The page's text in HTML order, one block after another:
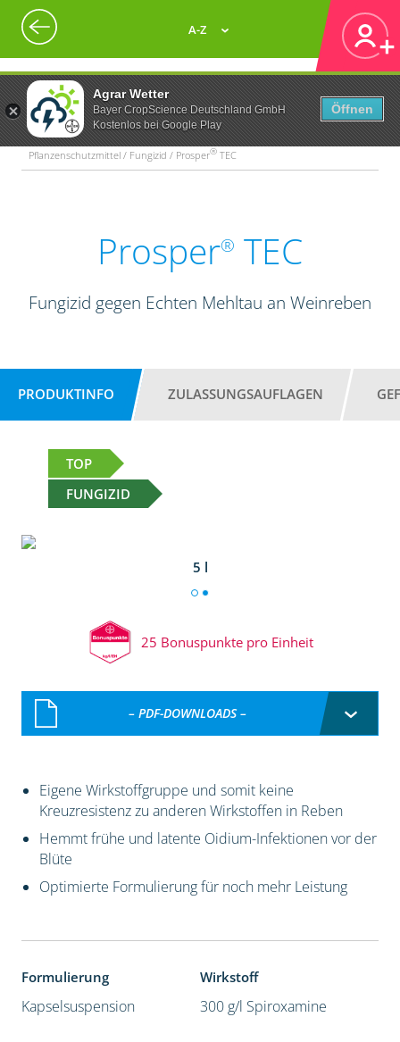
Agrar Wetter
Bayer CropScience Deutschland GmbH
Kostenlos bei Google Play
Öffnen
A-Z
Pflanzenschutzmittel / Fungizid / Prosper® TEC
Prosper® TEC
Fungizid gegen Echten Mehltau an Weinreben
PRODUKTINFO ZULASSUNGSAUFLAGEN
TOP
FUNGIZID
5 l
25 Bonuspunkte pro Einheit
– PDF-DOWNLOADS –
Eigene Wirkstoffgruppe und somit keine
Kreuzresistenz zu anderen Wirkstoffen in Reben
Hemmt frühe und latente Oidium-Infektionen vor der
Blüte
Optimierte Formulierung für noch mehr Leistung
Formulierung
Kapselsuspension
Wirkstoff
300 g/l Spiroxamine